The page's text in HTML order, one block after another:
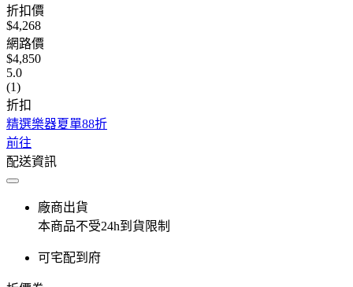
折扣價
$4,268
網路價
$4,850
5.0
(1)
折扣
精選樂器夏單88折
前往
配送資訊
廠商出貨
本商品不受24h到貨限制
可宅配到府